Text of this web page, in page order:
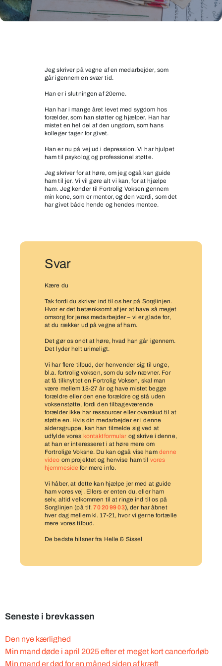
Jeg skriver på vegne af en medarbejder, som
går igennem en svær tid.
Han er i slutningen af 20erne.
Han har i mange året levet med sygdom hos
forælder, som han støtter og hjælper. Han har
mistet en hel del af den ungdom, som hans
kolleger tager for givet.
Han er nu på vej ud i depression. Vi har hjulpet
ham til psykolog og professionel støtte.
Jeg skriver for at høre, om jeg også kan guide
ham til jer. Vi vil gøre alt vi kan, for at hjælpe
ham. Jeg kender til Fortrolig Voksen gennem
min kone, som er mentor, og den værdi, som det
har givet både hende og hendes mentee.
Svar
Kære du
Tak fordi du skriver ind til os her på Sorglinjen.
Hvor er det betænksomt af jer at have så meget
omsorg for jeres medarbejder – vi er glade for,
at du rækker ud på vegne af ham.
Det gør os ondt at høre, hvad han går igennem.
Det lyder helt urimeligt.
Vi har flere tilbud, der henvender sig til unge,
bl.a. fortrolig voksen, som du selv nævner. For
at få tilknyttet en Fortrolig Voksen, skal man
være mellem 18-27 år og have mistet begge
forældre eller den ene forældre og stå uden
voksenstøtte, fordi den tilbageværende
forælder ikke har ressourcer eller overskud til at
støtte en. Hvis din medarbejder er i denne
aldersgruppe, kan han tilmelde sig ved at
udfylde vores kontaktformular og skrive i denne,
at han er interesseret i at høre mere om
Fortrolige Voksne. Du kan også vise ham denne
video om projektet og henvise ham til vores
hjemmeside for mere info.
Vi håber, at dette kan hjælpe jer med at guide
ham vores vej. Ellers er enten du, eller ham
selv, altid velkommen til at ringe ind til os på
Sorglinjen (på tlf.70 20 99 03), der har åbnet
hver dag mellem kl. 17-21, hvor vi gerne fortælle
mere vores tilbud.
De bedste hilsner fra Helle & Sissel
Seneste i brevkassen
Den nye kærlighed
Min mand døde i april 2025 efter et meget kort cancerforløb
Min mand er død for en måned siden af kræft